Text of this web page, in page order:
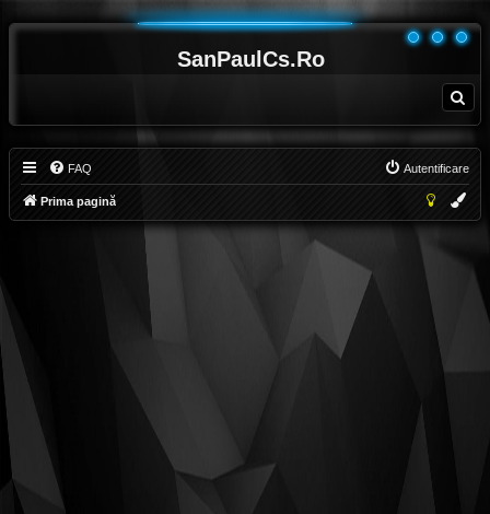
SanPaulCs.Ro
ă
e
FAQ Autentificare
Prima pagină